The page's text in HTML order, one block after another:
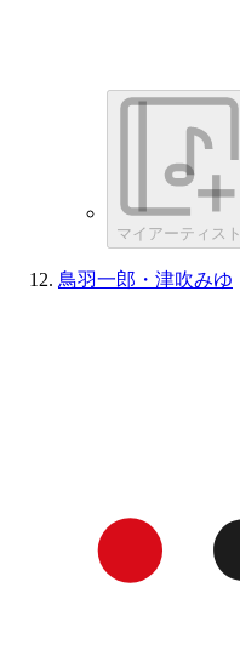
マイアーティスト
鳥羽一郎・津吹みゆ